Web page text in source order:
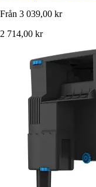
Från 3 039,00 kr
2 714,00 kr